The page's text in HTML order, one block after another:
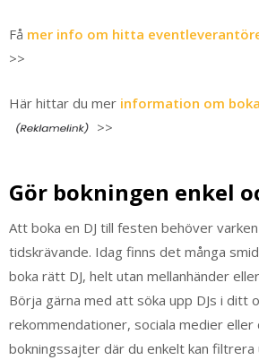
Få mer info om hitta
>>
Här hittar du mer information om
>>
Gör bokningen enkel
Att boka en DJ till festen behöver
tidskrävande. Idag finns det många
boka rätt DJ, helt utan mellanhänder
Börja gärna med att söka upp DJs i ditt
rekommendationer, sociala medier eller
bokningssajter där du enkelt kan filtrera